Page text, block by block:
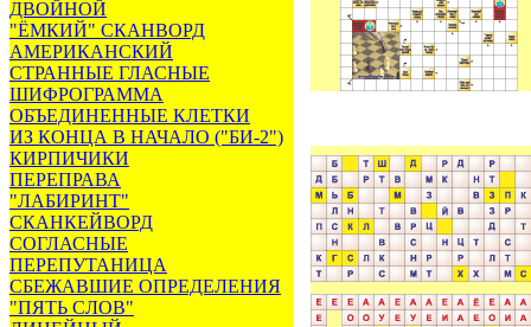
ДВОЙНОЙ
"ЁМКИЙ" СКАНВОРД
АМЕРИКАНСКИЙ
СТРАННЫЕ ГЛАСНЫЕ
ШИФРОГРАММА
ОБЪЕДИНЕННЫЕ КЛЕТКИ
ИЗ КОНЦА В НАЧАЛО ("БИ-2")
КИРПИЧИКИ
ПЕРЕПРАВА
"ЛАБИРИНТ"
СКАНКЕЙВОРД
СОГЛАСНЫЕ
ПЕРЕПУТАНИЦА
СБЕЖАВШИЕ ОПРЕДЕЛЕНИЯ
"ПЯТЬ СЛОВ"